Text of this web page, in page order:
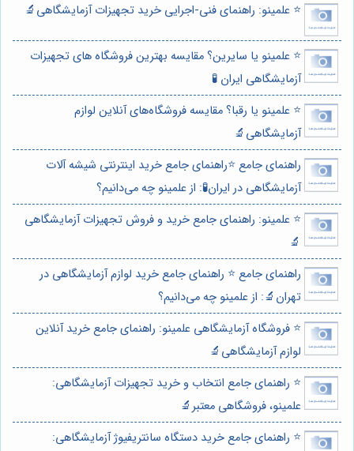
⭐️ علمینو: راهنمای فنی-اجرایی خرید تجهیزات آزمایشگاهی🔬
⭐️ علمینو یا سایرین؟ مقایسه بهترین فروشگاه های تجهیزات
آزمایشگاهی ایران 🧪
⭐️ علمینو یا رقبا؟ مقایسه فروشگاه‌های آنلاین لوازم
آزمایشگاهی🔬
راهنمای جامع ⭐️راهنمای جامع خرید اینترنتی شیشه آلات
آزمایشگاهی در ایران🧪: از علمینو چه می‌دانیم؟
⭐️ علمینو: راهنمای جامع خرید و فروش تجهیزات آزمایشگاهی
🔬
راهنمای جامع ⭐️ راهنمای جامع خرید لوازم آزمایشگاهی در
تهران🔬: از علمینو چه می‌دانیم؟
⭐️ فروشگاه آزمایشگاهی علمینو: راهنمای جامع خرید آنلاین
لوازم آزمایشگاهی🔬
⭐️ راهنمای جامع انتخاب و خرید تجهیزات آزمایشگاهی:
علمینو، فروشگاهی معتبر🔬
⭐️ راهنمای جامع خرید دستگاه سانتریفیوژ آزمایشگاهی: